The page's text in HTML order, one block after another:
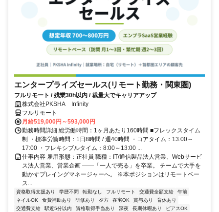
エンタープライズセールス(リモート勤務・関東圏)
フルリモート / 残業30h以内 / 裁量大でキャリアアップ
株式会社PKSHA Infinity
フルリモート
月給519,000円～593,000円
勤務時間詳細 総労働時間：1ヶ月あたり160時間 ■フレックスタイム
制 ・標準労働時間：1日8時間 / 週40時間 ・コアタイム：13:00～
17:00 ・フレキシブルタイム：8:00～13:00 ...
仕事内容 雇用形態：正社員 職種：IT/通信製品法人営業、Webサービ
ス法人営業、営業企画 ――「一人で売る」を卒業。 チームで大手を
動かすプレイングマネージャーへ。 ※本ポジションはリモートベー
ス...
資格取得支援あり 学歴不問 転勤なし フルリモート 交通費全額支給
午前
ネイルOK
食費補助あり 研修あり 夕方 在宅OK 賞与あり
育休あり
交通費支給
駅近5分以内 資格取得手当あり 深夜 長期休暇あり
ピアスOK